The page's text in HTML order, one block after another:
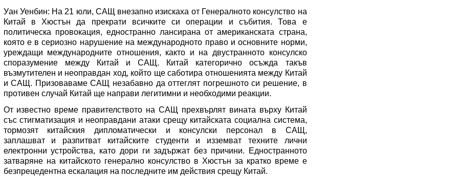
Уан Уенбин: На 21 юли, САЩ внезапно изискаха от Генералното консулство на
Китай в Хюстън да прекрати всичките си операции и събития.Това е
политическа провокация, едностранно лансирана от американската страна,
която е в сериозно нарушение на международното право и основните норми,
уреждащи международните отношения, както и на двустранното консулско
споразумение между Китай и САЩ. Китай категорично осъжда такъв
възмутителен и неоправдан ход, който ще саботира отношенията между Китай
и САЩ. Призоваваме САЩ незабавно да оттеглят погрешното си решение, в
противен случай Китай ще направи легитимни и необходими реакции.
От известно време правителството на САЩ прехвърлятвината върху Китай
със стигматизация и неоправдани атаки срещу китайската социална система,
тормозят китайския дипломатически и консулски персонал в САЩ,
заплашвати разпитват китайските студенти и изземваттехните лични
електронни устройства, като дори ги задържат без причини. Едностранното
затваряне на китайското генерално консулство в Хюстън за кратко време е
безпрецедентна ескалация на последните им действия срещу Китай.